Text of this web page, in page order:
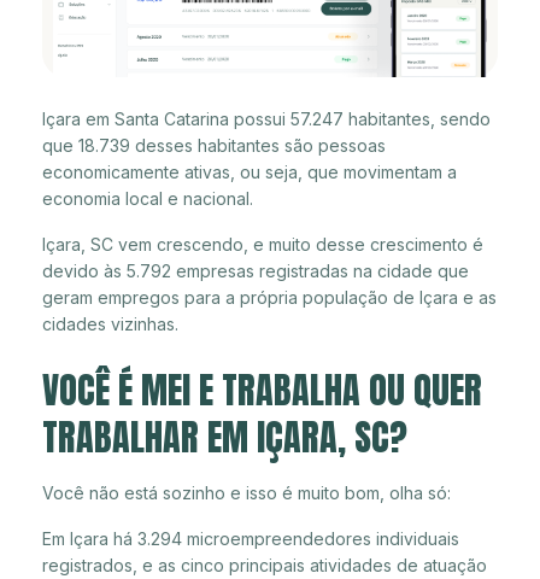
Içara em Santa Catarina possui 57.247 habitantes, sendo
que 18.739 desses habitantes são pessoas
economicamente ativas, ou seja, que movimentam a
economia local e nacional.
Içara, SC vem crescendo, e muito desse crescimento é
devido às 5.792 empresas registradas na cidade que
geram empregos para a própria população de Içara e as
cidades vizinhas.
VOCÊ É MEI E TRABALHA OU QUER
TRABALHAR EM IÇARA, SC?
Você não está sozinho e isso é muito bom, olha só:
Em Içara há 3.294 microempreendedores individuais
registrados, e as cinco principais atividades de atuação